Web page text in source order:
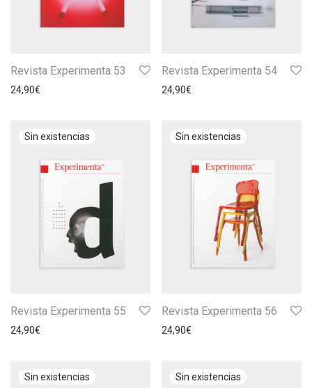
Revista Experimenta 53
24,90€
Revista Experimenta 54
24,90€
Revista Experimenta 55
24,90€
Revista Experimenta 56
24,90€